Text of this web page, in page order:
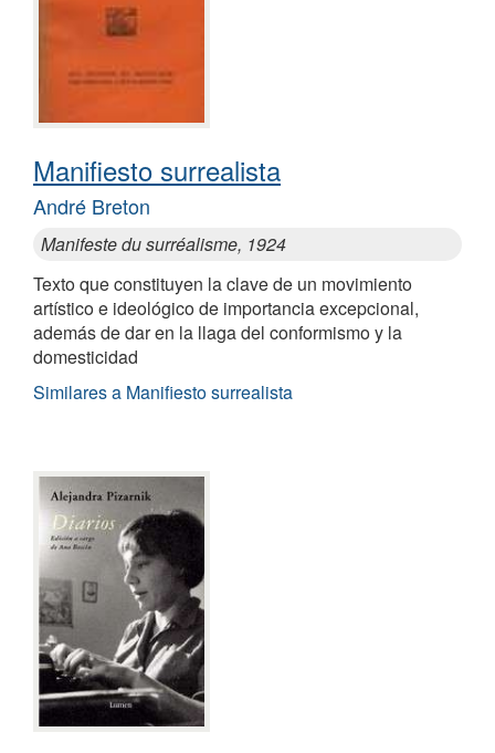
Manifiesto surrealista
André Breton
Manifeste du surréalisme, 1924
Texto que constituyen la clave de un movimiento
artístico e ideológico de importancia excepcional,
además de dar en la llaga del conformismo y la
domesticidad
Similares a Manifiesto surrealista